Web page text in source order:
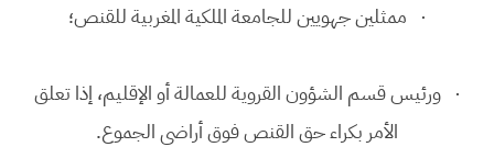
· ممثلين جهويين للجامعة الملكية المغربية للقنص؛
· ورئيس قسم الشؤون القروية للعمالة أو الإقليم، إذا تعلق
الأمر بكراء حق القنص فوق أراضي الجموع.